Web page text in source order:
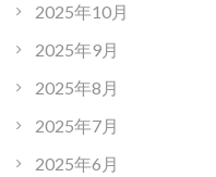
2025年10月
2025年9月
2025年8月
2025年7月
2025年6月